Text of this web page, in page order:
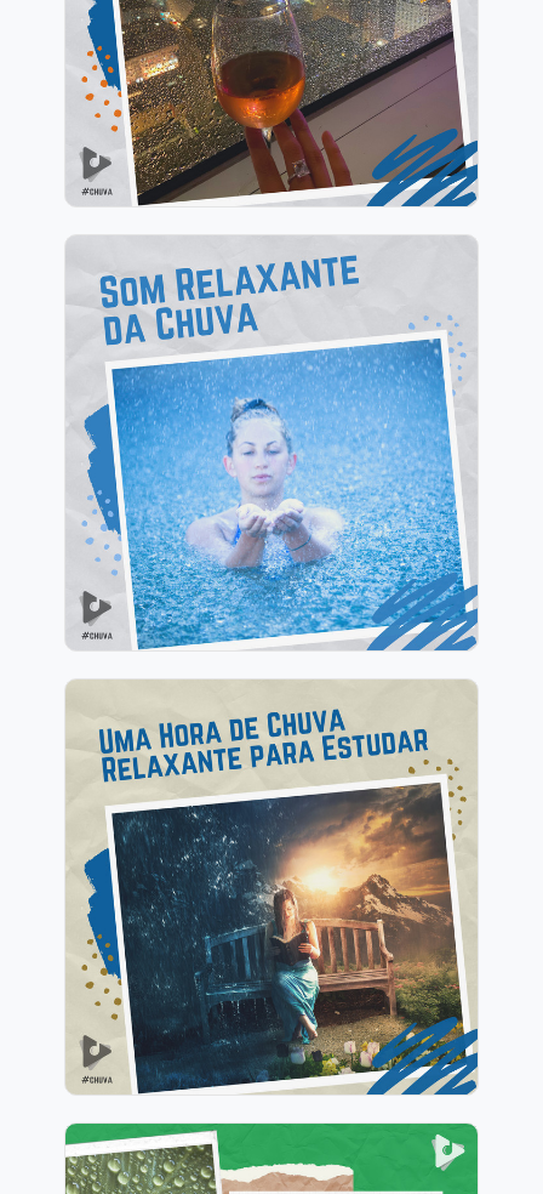
Info
Jogar
Som Relaxante da Chuva
Info
Jogar
1 Hora de Chuva Relaxante
para Estudar
Info
Jogar